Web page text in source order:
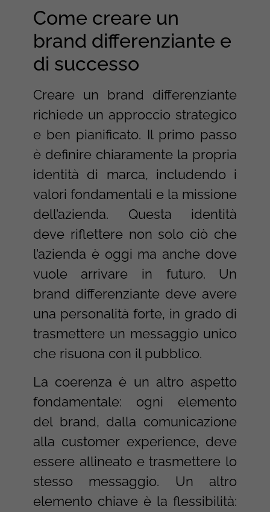
Come creare un
brand differenziante e
di successo
Creare un brand differenziante
richiede un approccio strategico
e ben pianificato. Il primo passo
è definire chiaramente la propria
identità di marca, includendo i
valori fondamentali e la missione
dell’azienda. Questa identità
deve riflettere non solo ciò che
l’azienda è oggi ma anche dove
vuole arrivare in futuro. Un
brand differenziante deve avere
una personalità forte, in grado di
trasmettere un messaggio unico
che risuona con il pubblico.
La coerenza è un altro aspetto
fondamentale: ogni elemento
del brand, dalla comunicazione
alla customer experience, deve
essere allineato e trasmettere lo
stesso messaggio. Un altro
elemento chiave è la flessibilità: